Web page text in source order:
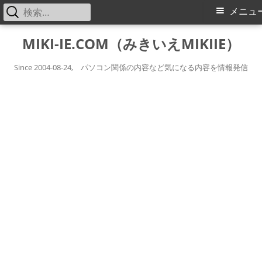
MIKI-IE.COM（みきいえMIKIIE）
Since 2004-08-24, パソコン関係の内容など気になる内容を情報発信
メ
メニュ
検
索: